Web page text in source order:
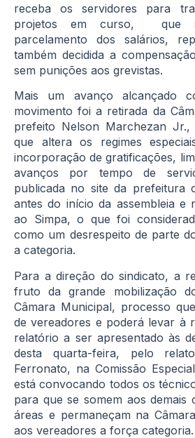
receba os servidores para
projetos em curso, que
parcelamento dos salários,
também decidida a
sem punições aos grevistas.
Mais um avanço alcançado
movimento foi a retirada da
prefeito Nelson Marchezan Jr.,
que altera os regimes
incorporação de gratificações,
avanços por tempo de
publicada no site da prefeitura
antes do início da assembleia e
ao Simpa, o que foi
como um desrespeito de parte
a categoria.
Para a direção do sindicato, a
fruto da grande mobilização
Câmara Municipal, processo
de vereadores e poderá levar à
relatório a ser apresentado às
desta quarta-feira, pelo
Ferronato, na Comissão
está convocando todos os
para que se somem aos demais
áreas e permaneçam na
aos vereadores a força categoria.